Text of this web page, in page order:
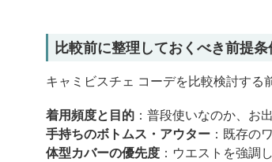
比較前に整理しておくべき前提条
キャミビスチェ コーデを比較検討する
着用頻度と目的 ：普段使いなのか、お
手持ちのボトムス・アウター ：既存の
体型カバーの優先度 ：ウエストを強調